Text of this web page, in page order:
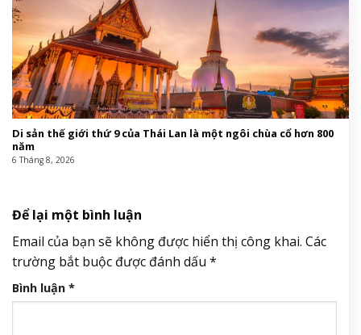
Di sản thế giới thứ 9 của Thái Lan là một ngôi chùa cổ hơn 800
năm
6 Tháng 8, 2026
Để lại một bình luận
Email của bạn sẽ không được hiển thị công khai. Các
trường bắt buộc được đánh dấu *
Bình luận *